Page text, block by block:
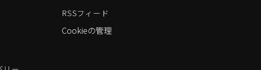
RSSフィード
Cookieの管理